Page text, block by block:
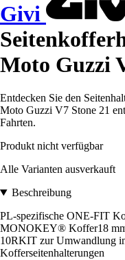
Givi
Moto Guzzi
Entdecken Sie den
Moto Guzzi V7 Stone 21
Fahrten.
Produkt nicht verfügbar
Alle Varianten ausverkauft
Beschreibung
PL-spezifische ONE-FIT
MONOKEY® Koffer18
10RKIT zur Umwandlung
Kofferseitenhalterungen